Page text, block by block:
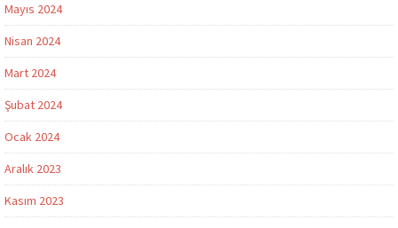
Mayıs 2024
Nisan 2024
Mart 2024
Şubat 2024
Ocak 2024
Aralık 2023
Kasım 2023